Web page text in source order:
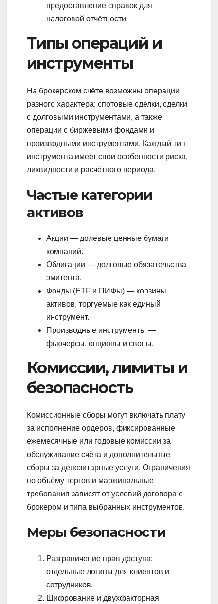
предоставление справок для
налоговой отчётности.
Типы операций и
инструменты
На брокерском счёте возможны операции
разного характера: спотовые сделки, сделки
с долговыми инструментами, а также
операции с биржевыми фондами и
производными инструментами. Каждый тип
инструмента имеет свои особенности риска,
ликвидности и расчётного периода.
Частые категории
активов
Акции — долевые ценные бумаги
компаний.
Облигации — долговые обязательства
эмитента.
Фонды (ETF и ПИФы) — корзины
активов, торгуемые как единый
инструмент.
Производные инструменты —
фьючерсы, опционы и свопы.
Комиссии, лимиты и
безопасность
Комиссионные сборы могут включать плату
за исполнение ордеров, фиксированные
ежемесячные или годовые комиссии за
обслуживание счёта и дополнительные
сборы за депозитарные услуги. Ограничения
по объёму торгов и маржинальные
требования зависят от условий договора с
брокером и типа выбранных инструментов.
Меры безопасности
Разграничение прав доступа:
отдельные логины для клиентов и
сотрудников.
Шифрование и двухфакторная